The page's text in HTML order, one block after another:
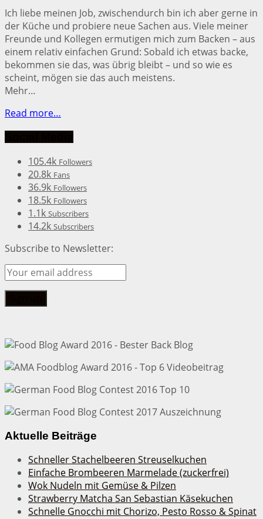
Ich liebe meinen Job, zwischendurch bin ich aber gerne in
der Küche und probiere neue Sachen aus. Viele meiner
Freunde und Kollegen ermutigen mich zum Backen – aus
einem relativ einfachen Grund: Sobald ich etwas backe,
bekommen sie das, was übrig bleibt – und so wie es
scheint, mögen sie das auch meistens.
Mehr…
Read more…
105.4k Followers
20.8k Fans
36.9k Followers
18.5k Followers
1.1k Subscribers
14.2k Subscribers
Subscribe to Newsletter:
Aktuelle Beiträge
Schneller Stachelbeeren Streuselkuchen
Einfache Brombeeren Marmelade (zuckerfrei)
Wok Nudeln mit Gemüse & Pilzen
Strawberry Matcha San Sebastian Käsekuchen
Schnelle Gnocchi mit Chorizo, Pesto Rosso & Spinat